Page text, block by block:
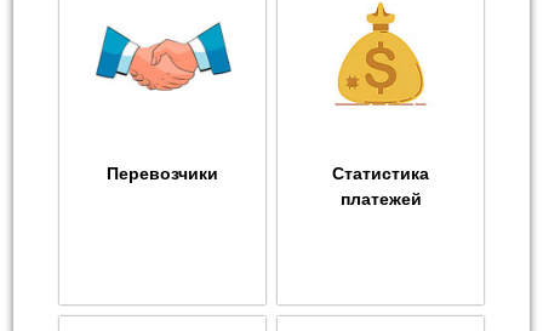
Перевозчики
Статистика
платежей